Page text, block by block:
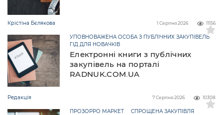
Крістіна Бєлякова 11156
1 Серпня 2026
Електронні книги з публічних
закупівель на порталі
RADNUK.COM.UA
УПОВНОВАЖЕНА ОСОБА З ПУБЛІЧНИХ ЗАКУПІВЕЛЬ
ГІД ДЛЯ НОВАЧКІВ
Редакція 10308
7 Серпня 2026
ПРОЗОРРО МАРКЕТ
СПРОЩЕНА ЗАКУПІВЛЯ